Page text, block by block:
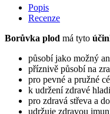
množství
Popis
Recenze
Borůvka plod má tyto
působí jako možný
příznivě působí na
pro pevné a pružné
k udržení zdravé
pro zdravá střeva a
udržuje zdravou